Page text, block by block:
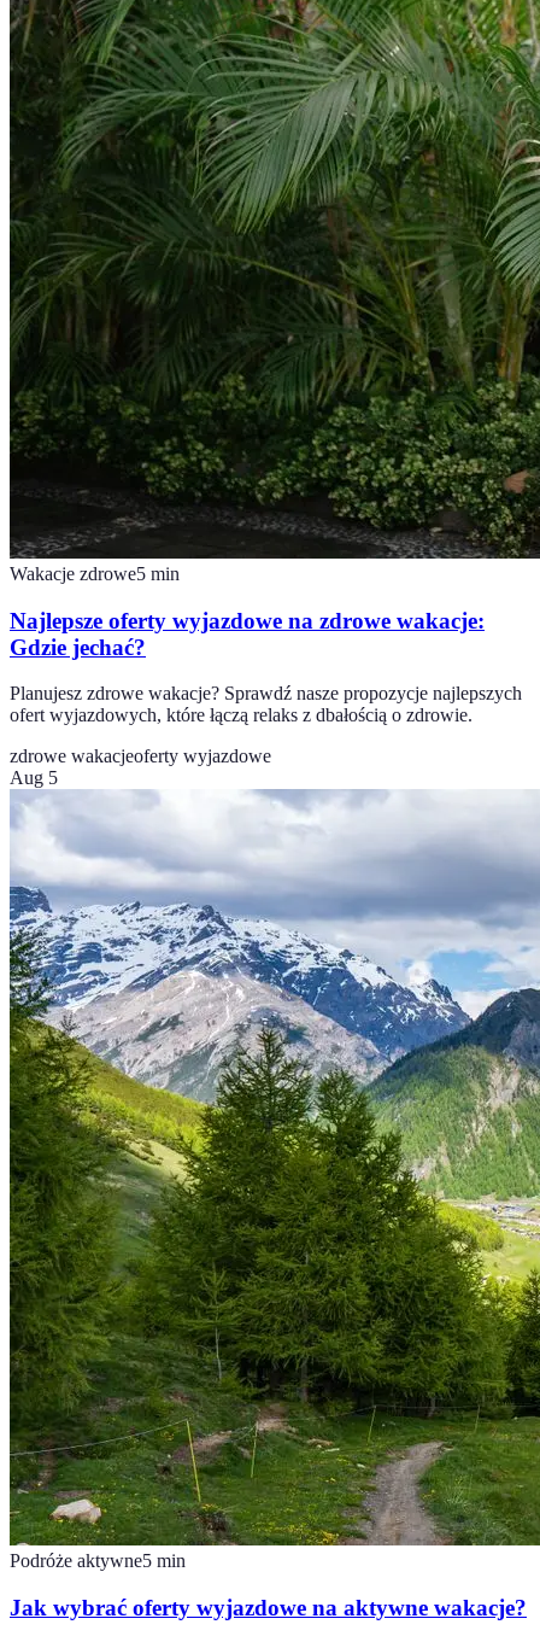
Wakacje zdrowe5 min
Najlepsze oferty wyjazdowe na zdrowe wakacje:
Gdzie jechać?
Planujesz zdrowe wakacje? Sprawdź nasze propozycje najlepszych
ofert wyjazdowych, które łączą relaks z dbałością o zdrowie.
zdrowe wakacjeoferty wyjazdowe
Aug 5
Podróże aktywne5 min
Jak wybrać oferty wyjazdowe na aktywne wakacje?